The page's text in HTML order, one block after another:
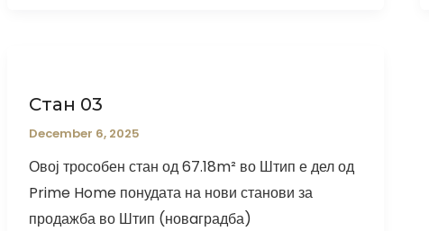
Стан 03
December 6, 2025
Овој трособен стан од 67.18m² во Штип е дел од
Prime Home понудата на нови станови за
продажба во Штип (новaградба)